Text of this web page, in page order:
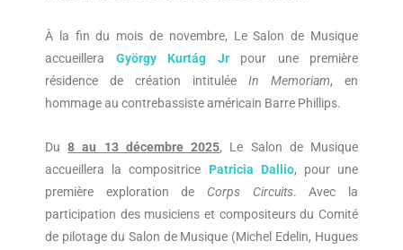
À la fin du mois de novembre, Le Salon de Musique
accueillera György Kurtág Jrpour une première
résidence de création intitulée In Memoriam, en
hommage au contrebassiste américain Barre Phillips.
Du8 au 13 décembre 2025, Le Salon de Musique
accueillera la compositrice Patricia Dallio, pour une
première exploration de Corps Circuits. Avec la
participation des musiciens et compositeurs du Comité
de pilotage du Salon de Musique (Michel Edelin, Hugues